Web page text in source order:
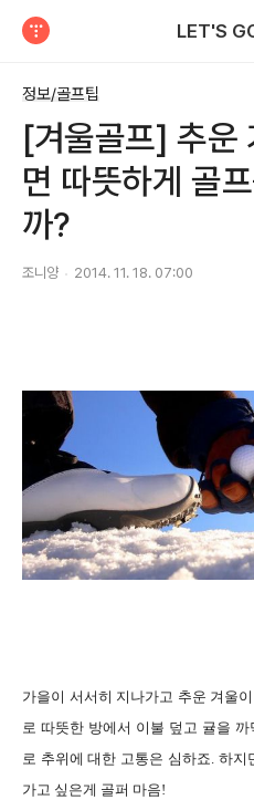
LET'S
정보/골프팁
[겨울골프] 추운
면 따뜻하게 골
까?
조니양 2014. 11. 18. 07:00
가을이 서서히 지나가고 추운 겨울
로 따뜻한 방에서 이불 덮고 귤을
로 추위에 대한 고통은 심하죠. 하
가고 싶은게 골퍼 마음!